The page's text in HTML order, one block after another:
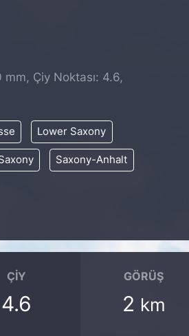
mm, Çiy Noktası: 4.6,
Lower Saxony
Saxony-Anhalt
ÇIY
4.6
GÖRÜŞ
2 km